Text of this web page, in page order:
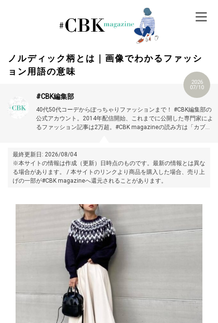
ノルディック柄とは｜画像でわかるファッシ
ョン用語の意味
2026
07/10
#CBK編集部
40代50代コーデからぽっちゃりファッションまで！ #CBK編集部の
公式アカウント。2014年配信開始、これまでに公開した専門家によ
るファッション記事は2万超。#CBK magazineの読み方は「カブキ
最終更新日: 2026/08/04
※本サイトの情報は作成（更新）日時点のものです。最新の情報とは異な
る場合があります。 / 本サイトのリンクより商品を購入した場合、売り上
げの一部が#CBK magazineへ還元されることがあります。